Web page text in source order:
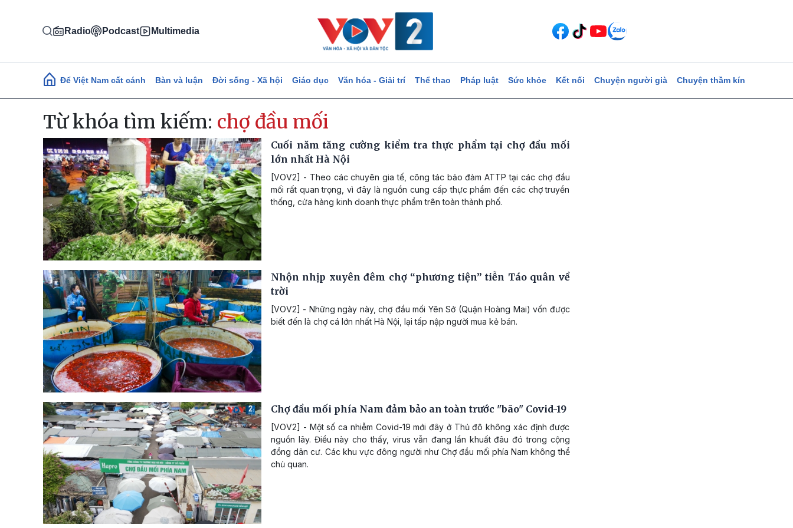
Radio Podcast Multimedia
Main navigation
Để Việt Nam cất cánh Bàn và luận Đời sống - Xã hội Giáo dục Văn hóa - Giải trí Thể thao Pháp luật Sức khỏe Kết nối Chuyện người già Chuyện thầm kín
Từ khóa tìm kiếm: chợ đầu mối
Cuối năm tăng cường kiểm tra thực phẩm tại chợ đầu mối
lớn nhất Hà Nội
[VOV2] - Theo các chuyên gia tế, công tác bảo đảm ATTP tại các chợ đầu
mối rất quan trọng, vì đây là nguồn cung cấp thực phẩm đến các chợ truyền
thống, cửa hàng kinh doanh thực phẩm trên toàn thành phố.
Nhộn nhịp xuyên đêm chợ “phương tiện” tiễn Táo quân về
trời
[VOV2] - Những ngày này, chợ đầu mối Yên Sở (Quận Hoàng Mai) vốn được
biết đến là chợ cá lớn nhất Hà Nội, lại tấp nập người mua kẻ bán.
Chợ đầu mối phía Nam đảm bảo an toàn trước "bão" Covid-19
[VOV2] - Một số ca nhiễm Covid-19 mới đây ở Thủ đô không xác định được
nguồn lây. Điều này cho thấy, virus vẫn đang lẩn khuất đâu đó trong cộng
đồng dân cư. Các khu vực đông người như Chợ đầu mối phía Nam không thể
chủ quan.